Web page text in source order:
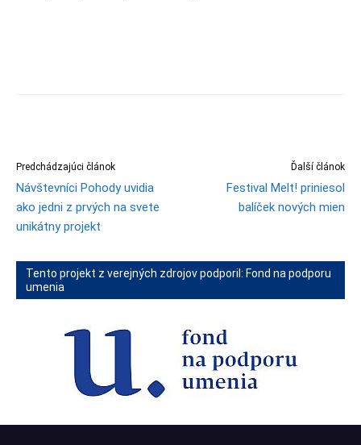
Predchádzajúci článok
Návštevníci Pohody uvidia
ako jedni z prvých na svete
unikátny projekt
Ďalší článok
Festival Melt! priniesol
balíček nových mien
Tento projekt z verejných zdrojov podporil: Fond na podporu
umenia